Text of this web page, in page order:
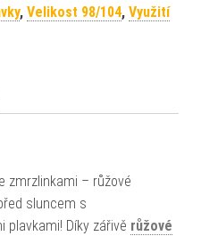
, Velikost 98/104, Využití
zmrzlinkami – růžové
sluncem s
Díky zářivě růžové